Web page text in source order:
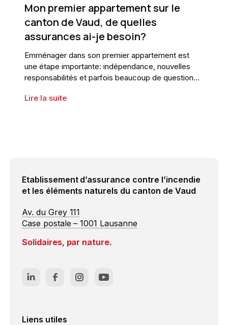
correctement réalisé vous permet également
d'anticiper les imprévus. Dans ce guide,
découvrez comment évaluer vos biens pour
maximiser l'efficacité de votre assurance ménage
et garantir votre tranquillité d'esprit.
Mon premier appartement sur le
canton de Vaud, de quelles
assurances ai-je besoin?
Emménager dans son premier appartement est
une étape importante: indépendance, nouvelles
responsabilités et parfois beaucoup de questions.
assurances sont nécessaires? Dans le canton de
Lire la suite
Etablissement d’assurance contre l’incendie
et les éléments naturels du canton de Vaud
Av. du Grey 111
Case postale – 1001 Lausanne
Solidaires, par nature.
Liens utiles